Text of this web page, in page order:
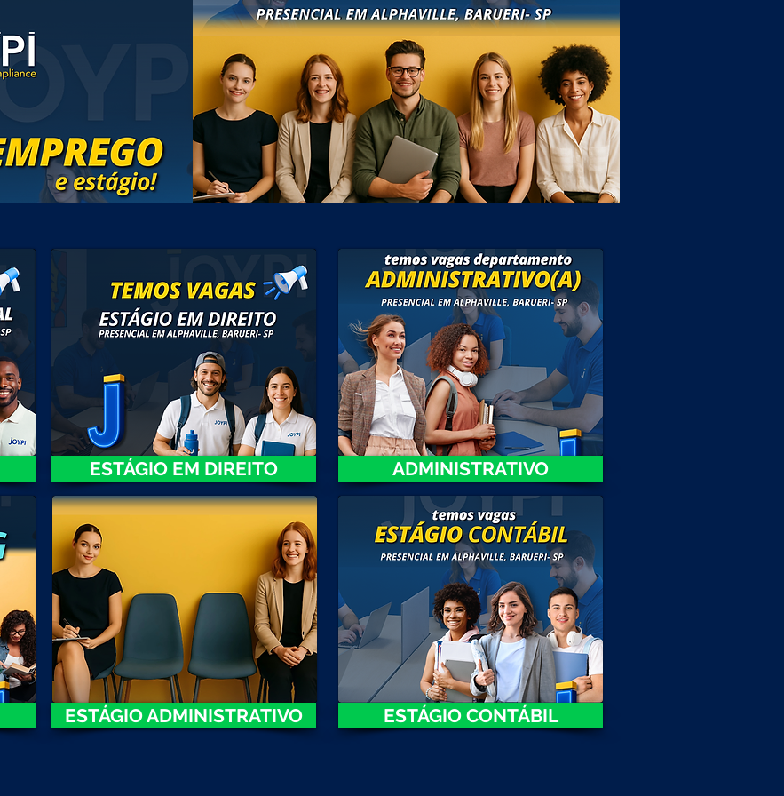
ESTÁGIO EM DIREITO
ESTÁGIO ADMINISTRATIVO
ADMINISTRATIVO
ESTÁGIO CONTÁBIL